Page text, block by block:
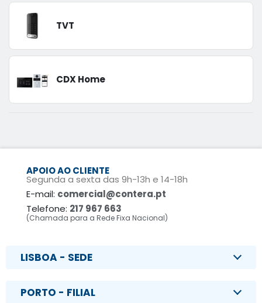
TVT
CDX Home
APOIO AO CLIENTE
Segunda a sexta das 9h-13h e 14-18h
E-mail: comercial@contera.pt
Telefone: 217 967 663
(Chamada para a Rede Fixa Nacional)
LISBOA - SEDE
PORTO - FILIAL